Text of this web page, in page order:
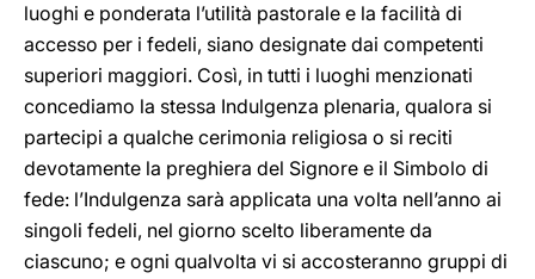
luoghi e ponderata l’utilità pastorale e la facilità di
accesso per i fedeli, siano designate dai competenti
superiori maggiori. Così, in tutti i luoghi menzionati
concediamo la stessa Indulgenza plenaria, qualora si
partecipi a qualche cerimonia religiosa o si reciti
devotamente la preghiera del Signore e il Simbolo di
fede: l’Indulgenza sarà applicata una volta nell’anno ai
singoli fedeli, nel giorno scelto liberamente da
ciascuno; e ogni qualvolta vi si accosteranno gruppi di